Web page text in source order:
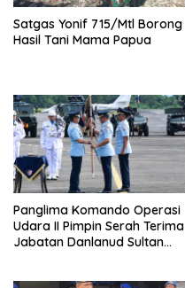
Satgas Yonif 715/Mtl Borong
Hasil Tani Mama Papua
Panglima Komando Operasi
Udara II Pimpin Serah Terima
Jabatan Danlanud Sultan